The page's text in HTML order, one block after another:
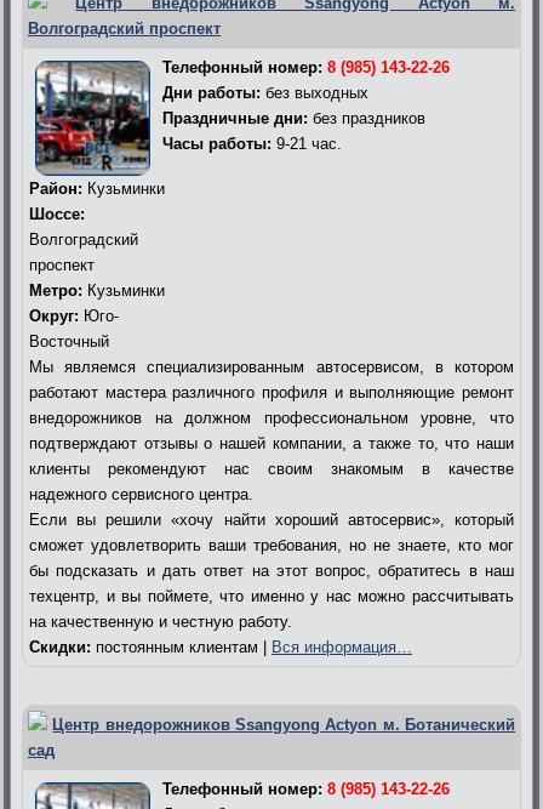
Волгоградский проспект
Телефонный номер: 8 (985) 143-22-26
Дни работы: без выходных
Праздничные дни: без праздников
Часы работы: 9-21 час.
Район: Кузьминки
Шоссе:
Волгоградский
проспект
Метро: Кузьминки
Округ: Юго-
Восточный
Мы являемся специализированным автосервисом, в котором
работают мастера различного профиля и выполняющие ремонт
внедорожников на должном профессиональном уровне, что
подтверждают отзывы о нашей компании, а также то, что наши
клиенты рекомендуют нас своим знакомым в качестве
надежного сервисного центра.
Если вы решили «хочу найти хороший автосервис», который
сможет удовлетворить ваши требования, но не знаете, кто мог
бы подсказать и дать ответ на этот вопрос, обратитесь в наш
техцентр, и вы поймете, что именно у нас можно рассчитывать
на качественную и честную работу.
Скидки: постоянным клиентам | Вся информация…
Центр внедорожников Ssangyong Actyon м. Ботанический
сад
Телефонный номер: 8 (985) 143-22-26